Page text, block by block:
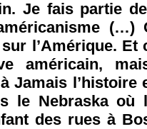
Je fais partie
(…)
l’Amérique. Et
américain,
Jamais l’histoire
le Nebraska
des rues à